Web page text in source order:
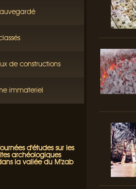
de constructions
immateriel
d'études sur les
archéologiques
la vallée du M'zab